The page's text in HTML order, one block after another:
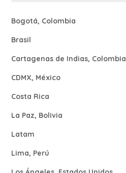
Bogotá, Colombia
Brasil
Cartagenas de Indias, Colombia
CDMX, México
Costa Rica
La Paz, Bolivia
Latam
Lima, Perú